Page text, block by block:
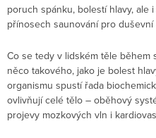
poruch spánku, bolestí hlavy,
přínosech saunování pro
Co se tedy v lidském těle během
něco takového, jako je bolest
organismu spustí řada
ovlivňují celé tělo – oběhový
projevy mozkových vln i